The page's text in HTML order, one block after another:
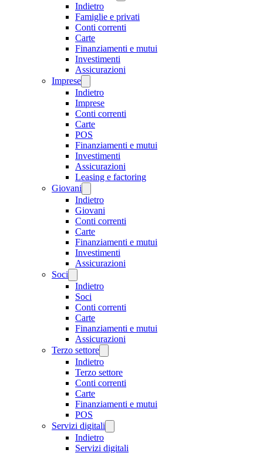
Indietro
Famiglie e privati
Conti correnti
Carte
Finanziamenti e mutui
Investimenti
Assicurazioni
Imprese
Indietro
Imprese
Conti correnti
Carte
POS
Finanziamenti e mutui
Investimenti
Assicurazioni
Leasing e factoring
Giovani
Indietro
Giovani
Conti correnti
Carte
Finanziamenti e mutui
Investimenti
Assicurazioni
Soci
Indietro
Soci
Conti correnti
Carte
Finanziamenti e mutui
Assicurazioni
Terzo settore
Indietro
Terzo settore
Conti correnti
Carte
Finanziamenti e mutui
POS
Servizi digitali
Indietro
Servizi digitali